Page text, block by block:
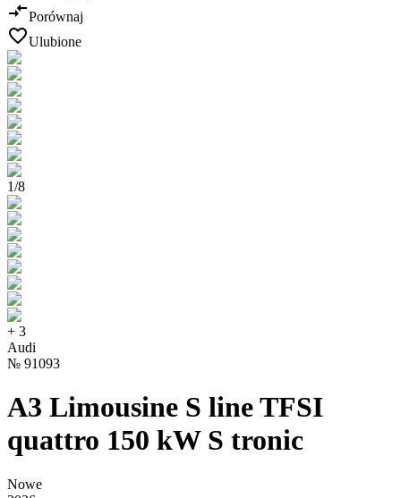
Porównaj
Ulubione
1/8
+ 3
Audi
№ 91093
A3 Limousine S line TFSI
quattro 150 kW S tronic
Nowe